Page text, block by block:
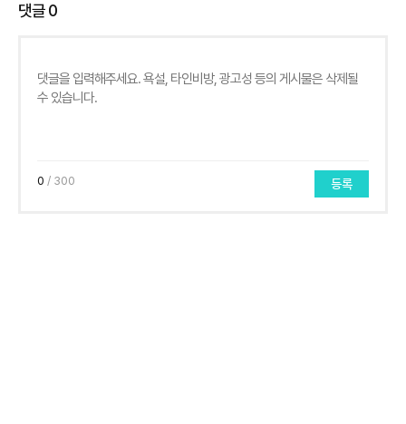
댓글0
0 / 300 등록